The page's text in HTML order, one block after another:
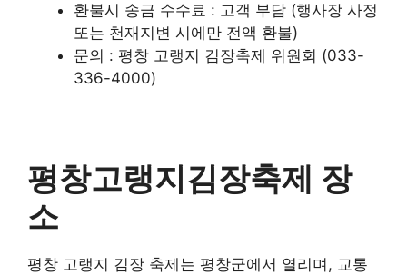
환불시 송금 수수료 : 고객 부담 (행사장 사정
또는 천재지변 시에만 전액 환불)
문의 : 평창 고랭지 김장축제 위원회 (033-
336-4000)
평창고랭지김장축제 장
소
평창 고랭지 김장 축제는 평창군에서 열리며, 교통